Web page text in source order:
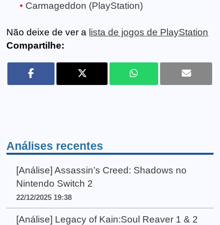
Carmageddon (PlayStation)
Não deixe de ver a lista de jogos de PlayStation
Compartilhe:
Análises recentes
[Análise] Assassin’s Creed: Shadows no
Nintendo Switch 2
22/12/2025 19:38
[Análise] Legacy of Kain:Soul Reaver 1 & 2